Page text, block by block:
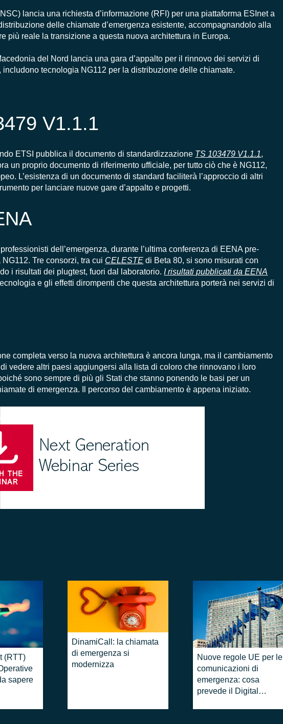
lancia una richiesta d’informazione (RFI) per una piattaforma ESIneta
delle chiamate d’emergenza esistente,accompagnandolo alla
più reale la transizione a questa nuova architettura in Europa.
del Nord lancia una gara d’appalto per il rinnovo dei servizi di
tecnologia NG112 per la distribuzione delle chiamate.
V1.1.1
ETSI pubblica il documento di standardizzazione TS 103479 V1.1.1,
un proprio documentodi riferimento ufficiale, per tutto ciò che è NG112,
L’esistenza di un documento di standard faciliterà l’approccio di altri
per lanciare nuove gare d’appalto e progetti.
professionistidell’emergenza, durante l’ultima conferenza di EENA pre-
Tre consorzi, tra cui CELESTE di Beta 80, si sono misurati con
i risultati dei plugtest, fuori dal laboratorio. I risultati pubblicati da EENA
e gli effetti dirompenti che questa architettura porterà nei servizi di
completa verso la nuova architetturaè ancora lunga, ma il cambiamento
vedere altri paesi aggiungersi alla lista di coloro che rinnovano i loro
sono sempre di più gli Stati che stanno ponendo le basi per un
di emergenza. Il percorso del cambiamento è appena iniziato.
(RTT)
sapere
DinamiCall: la chiamata
di emergenza si
modernizza
Nuove regole UE per le
comunicazioni di
emergenza: cosa
prevede il Digital